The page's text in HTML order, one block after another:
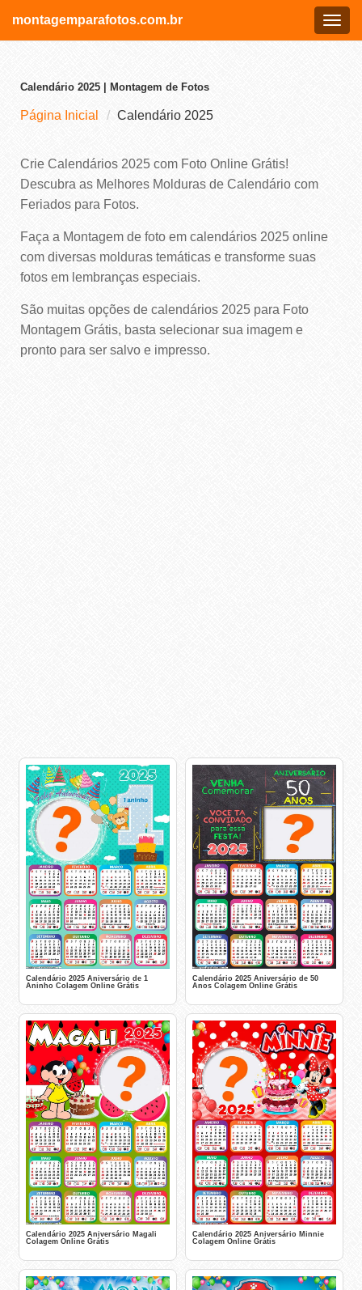
Menu
montagemparafotos.com.br
Calendário 2025 | Montagem de Fotos
Página Inicial Calendário 2025
Crie Calendários 2025 com Foto Online Grátis!
Descubra as Melhores Molduras de Calendário com
Feriados para Fotos.
Faça a Montagem de foto em calendários 2025 online
com diversas molduras temáticas e transforme suas
fotos em lembranças especiais.
São muitas opções de calendários 2025 para Foto
Montagem Grátis, basta selecionar sua imagem e
pronto para ser salvo e impresso.
Calendário 2025 Aniversário de 1
Aninho Colagem Online Grátis
Calendário 2025 Aniversário de 50
Anos Colagem Online Grátis
Calendário 2025 Aniversário Magali
Colagem Online Grátis
Calendário 2025 Aniversário Minnie
Colagem Online Grátis